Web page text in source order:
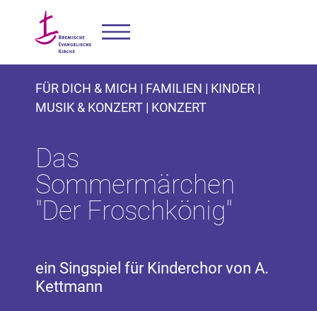
FÜR DICH & MICH | FAMILIEN | KINDER |
MUSIK & KONZERT | KONZERT
Das
Sommermärchen
"Der Froschkönig"
ein Singspiel für Kinderchor von A.
Kettmann